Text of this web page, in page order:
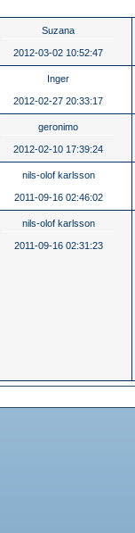
Suzana
2012-03-02 10:52:47
Inger
2012-02-27 20:33:17
geronimo
2012-02-10 17:39:24
nils-olof karlsson
2011-09-16 02:46:02
nils-olof karlsson
2011-09-16 02:31:23